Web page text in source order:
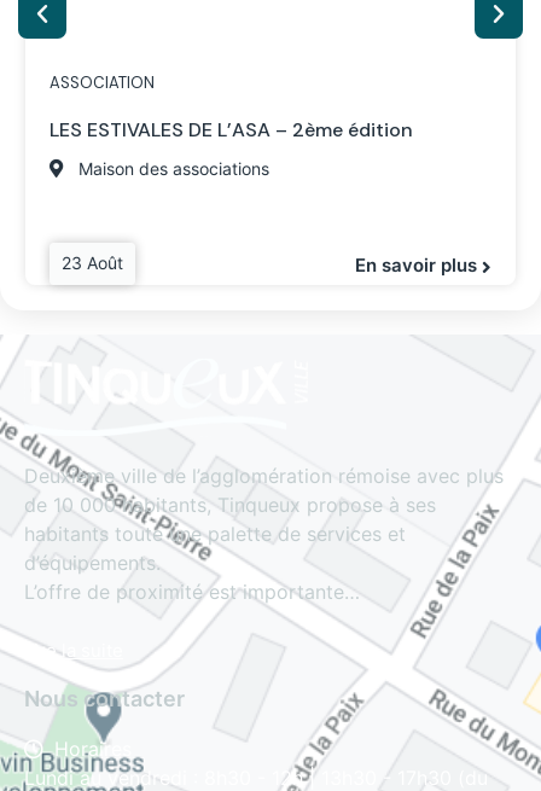
ASSOCIATION
LES ESTIVALES DE L’ASA – 2ème édition
Maison des associations
23 Août En savoir plus
Deuxième ville de l’agglomération rémoise avec plus
de 10 000 habitants, Tinqueux propose à ses
habitants toute une palette de services et
d’équipements.
L’offre de proximité est importante…
Lire la suite
Nous contacter
Horaires
Lundi au vendredi : 8h30 - 12h | 13h30 - 17h30 (du